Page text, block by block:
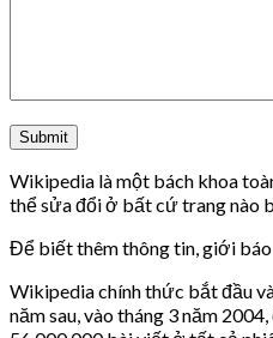
Wikipedia là một bách khoa
thể sửa đổi ở bất cứ trang nào
Để biết thêm thông tin, giới
Wikipedia chính thức bắt đầu
năm sau, vào tháng 3 năm